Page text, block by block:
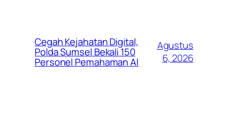
Cegah Kejahatan Digital,
Polda Sumsel Bekali 150
Personel Pemahaman AI
Agustus
6, 2026